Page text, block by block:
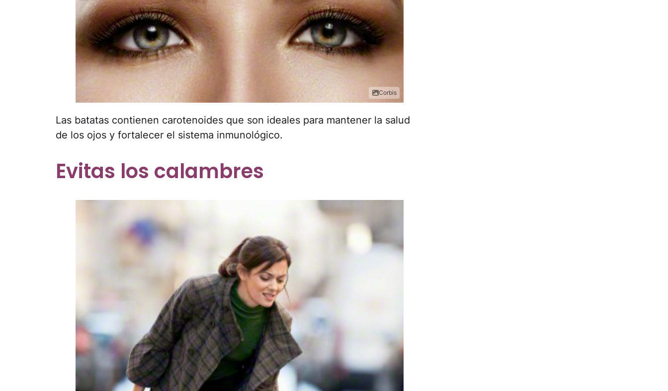
Corbis
Las batatas contienen carotenoides que son ideales para mantener la salud
de los ojos y fortalecer el sistema inmunológico.
Evitas los calambres